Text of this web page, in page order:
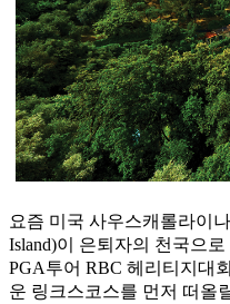
요즘 미국 사우스캐롤라이
Island)이 은퇴자의 천국으
PGA투어 RBC 헤리티지대
운 링크스코스를 먼저 떠올